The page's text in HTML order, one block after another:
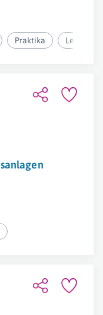
Praktika Lehre